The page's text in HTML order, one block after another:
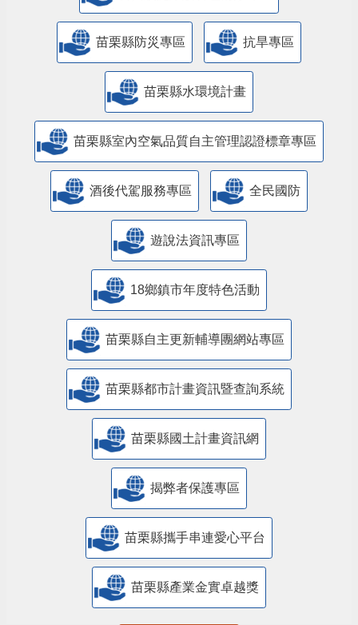
苗栗縣防災專區 抗旱專區
苗栗縣水環境計畫
苗栗縣室內空氣品質自主管理認證標章專區
酒後代駕服務專區 全民國防
遊說法資訊專區
18鄉鎮市年度特色活動
苗栗縣自主更新輔導團網站專區
苗栗縣都市計畫資訊暨查詢系統
苗栗縣國土計畫資訊網
揭弊者保護專區
苗栗縣攜手串連愛心平台
苗栗縣產業金實卓越獎